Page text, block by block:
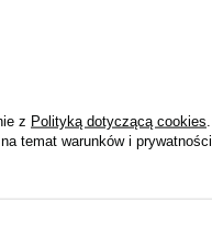
z Polityką dotyczącą cookies
temat warunków i